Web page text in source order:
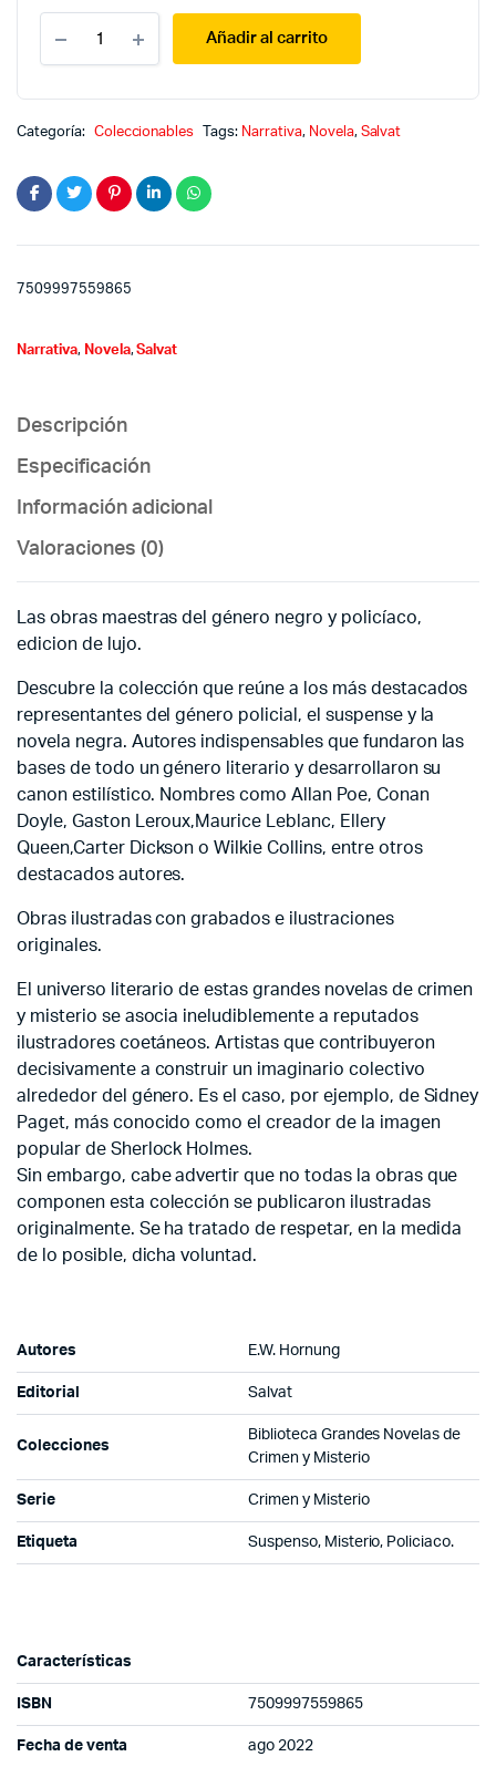
misterio
La
quantity
Añadir al carrito
Categoría: Coleccionables Tags: Narrativa, Novela, Salvat
7509997559865
Narrativa, Novela,Salvat
Descripción
Especificación
Información adicional
Valoraciones (0)
Las obras maestras del género negro y policíaco,
edicion de lujo.
Descubre la colección que reúne a los más destacados
representantes del género policial, el suspense y la
novela negra. Autores indispensables que fundaron las
bases de todo un género literario y desarrollaron su
canon estilístico. Nombres como Allan Poe, Conan
Doyle, Gaston Leroux,Maurice Leblanc, Ellery
Queen,Carter Dickson o Wilkie Collins, entre otros
destacados autores.
Obras ilustradas con grabados e ilustraciones
originales.
El universo literario de estas grandes novelas de crimen
y misterio se asocia ineludiblemente a reputados
ilustradores coetáneos. Artistas que contribuyeron
decisivamente a construir un imaginario colectivo
alrededor del género. Es el caso, por ejemplo, de Sidney
Paget, más conocido como el creador de la imagen
popular de Sherlock Holmes.
Sin embargo, cabe advertir que no todas la obras que
componen esta colección se publicaron ilustradas
originalmente. Se ha tratado de respetar, en la medida
de lo posible, dicha voluntad.
Autores E.W. Hornung
Editorial Salvat
Colecciones
Biblioteca Grandes Novelas de
Crimen y Misterio
Serie Crimen y Misterio
Etiqueta Suspenso, Misterio, Policiaco.
Características
ISBN 7509997559865
Fecha de venta ago 2022